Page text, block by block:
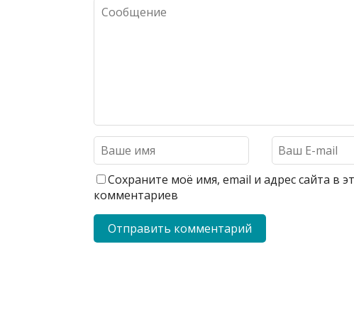
Сохраните моё имя, email и адрес сайта в
комментариев